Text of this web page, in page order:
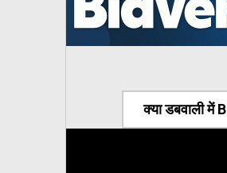
क्या डबवाली में